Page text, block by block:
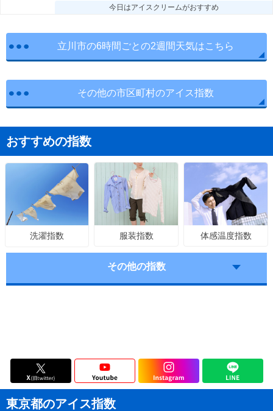
今日はアイスクリームがおすすめ
立川市の6時間ごとの2週間天気はこちら
その他の市区町村のアイス指数
おすすめの指数
洗濯指数 服装指数 体感温度指数
その他の指数
東京都のアイス指数